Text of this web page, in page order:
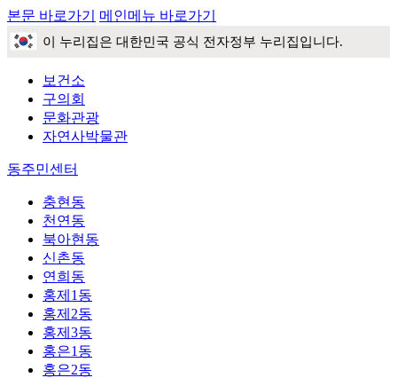
본문 바로가기 메인메뉴 바로가기
이 누리집은 대한민국 공식 전자정부 누리집입니다.
보건소
구의회
문화관광
자연사박물관
동주민센터
충현동
천연동
북아현동
신촌동
연희동
홍제1동
홍제2동
홍제3동
홍은1동
홍은2동